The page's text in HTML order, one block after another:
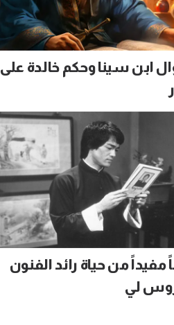
ابن سينا وحكم خالدة على
مفيداً من حياة رائد الفنون
لي